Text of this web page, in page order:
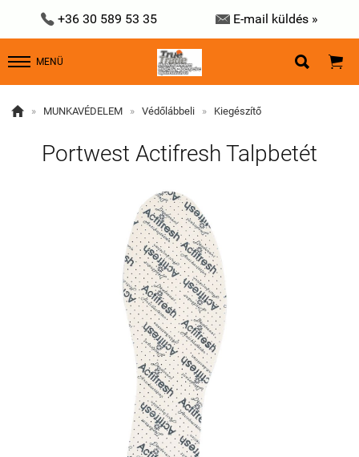
 +36 30 589 53 35  E-mail küldés »
MENÜ  
 » MUNKAVÉDELEM » Védőlábbeli » Kiegészítő
Portwest Actifresh Talpbetét